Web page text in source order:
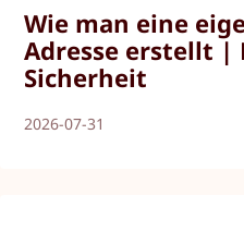
Wie man eine
Adresse erstellt |
Sicherheit
2026-07-31